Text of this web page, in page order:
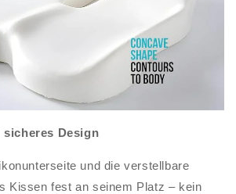
Design
und die verstellbare
Kissen fest an seinem Platz – kein